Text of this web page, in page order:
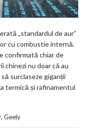
„standardul de aur”
cu combustie internă.
confirmată chiar de
chinezi nu doar că au
surclaseze giganții
termică și rafinamentul
, Geely